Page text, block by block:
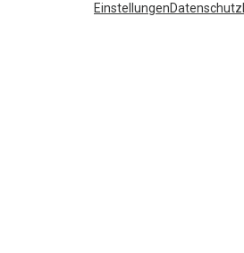
EinstellungenDatenschutz